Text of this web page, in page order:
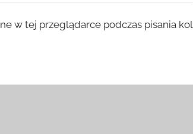
w tej przeglądarce podczas pisania